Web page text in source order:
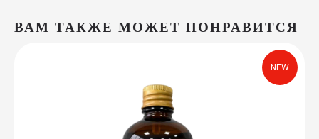
ВАМ ТАКЖЕ МОЖЕТ ПОНРАВИТСЯ
NEW